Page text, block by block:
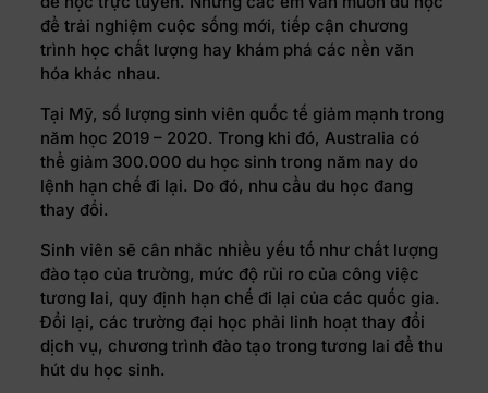
để trải nghiệm cuộc sống mới, tiếp cận chương
trình học chất lượng hay khám phá các nền văn
hóa khác nhau.
Tại Mỹ, số lượng sinh viên quốc tế giảm mạnh trong
năm học 2019 – 2020. Trong khi đó, Australia có
thể giảm 300.000 du học sinh trong năm nay do
lệnh hạn chế đi lại. Do đó, nhu cầu du học đang
thay đổi.
Sinh viên sẽ cân nhắc nhiều yếu tố như chất lượng
đào tạo của trường, mức độ rủi ro của công việc
tương lai, quy định hạn chế đi lại của các quốc gia.
Đổi lại, các trường đại học phải linh hoạt thay đổi
dịch vụ, chương trình đào tạo trong tương lai để thu
hút du học sinh.